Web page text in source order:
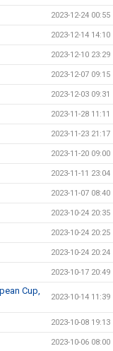
2023-12-24 00:55
2023-12-14 14:10
2023-12-10 23:29
2023-12-07 09:15
2023-12-03 09:31
2023-11-28 11:11
2023-11-23 21:17
2023-11-20 09:00
2023-11-11 23:04
2023-11-07 08:40
2023-10-24 20:35
2023-10-24 20:25
2023-10-24 20:24
2023-10-17 20:49
Cup,
2023-10-14 11:39
2023-10-08 19:13
2023-10-06 08:00